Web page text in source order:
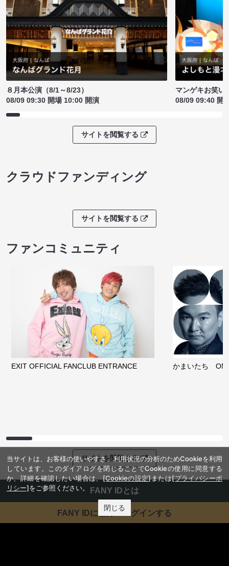
８月本公演（8/1～8/23）
08/09 09:30 開場 10:00 開演
マンゲキお笑い
08/09 09:40 開
サイトを閲覧する
クラウドファンディング
サイトを閲覧する
ファンコミュニティ
EXIT OFFICIAL FANCLUB ENTRANCE かまいたち
サイトを閲覧する
FANY IDとは
FANY IDに登録・ログインする
当サイトは、お客様の使いやすさ、利用状況の分析のためCookieを利用
しています。このダイアログを閉じることでCookieの使用に同意する
か、詳細を確認したい場合は、[Cookieの設定]または[プライバシーポ
リシー]をご参照ください。
閉じる